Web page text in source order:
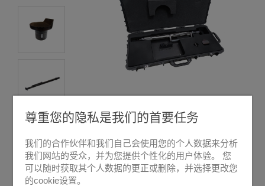
尊重您的隐私是我们的首要任务
我们的合作伙伴和我们自己会使用您的个人数据来分析
我们网站的受众，并为您提供个性化的用户体验。 您
可以随时获取其个人数据的更正或删除，并选择更改您
的cookie设置。